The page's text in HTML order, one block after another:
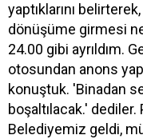
yaptıklarını
dönüşüme girmesi
24.00 gibi ayrıldım.
otosundan anons
konuştuk. 'Binadan
boşaltılacak.' dediler.
Belediyemiz geldi,